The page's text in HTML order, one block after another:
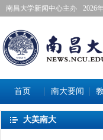
南昌大学新闻中心主办 2026
首页 南大要闻
大美南大